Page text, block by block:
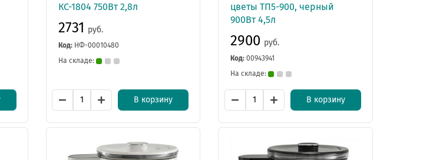
КС-1804 750Вт 2,8л
2731 руб.
Код: НФ-00010480
На складе:
В корзину
цветы ТП5-900, черный
900Вт 4,5л
2900 руб.
Код:00943941
На складе:
В корзину